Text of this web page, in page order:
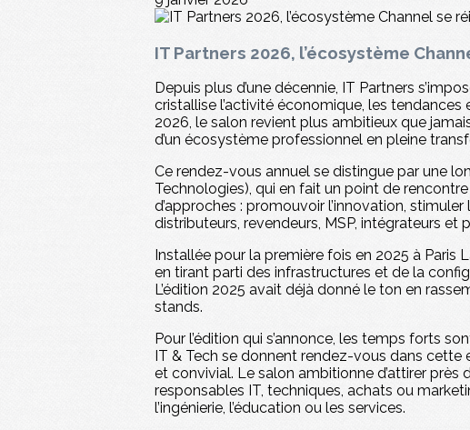
IT Partners 2026, l’écosystème
Depuis plus d’une décennie, IT Partners
cristallise l’activité économique, les
2026, le salon revient plus ambitieux que
d’un écosystème professionnel en pleine
Ce rendez-vous annuel se distingue par une
Technologies), qui en fait un point de
d’approches : promouvoir l’innovation,
distributeurs, revendeurs, MSP, intégrateurs et
Installée pour la première fois en 2025 à Paris
en tirant parti des infrastructures et de la
L’édition 2025 avait déjà donné le ton en
stands.
Pour l’édition qui s’annonce, les temps forts
IT & Tech se donnent rendez-vous dans cette
et convivial. Le salon ambitionne d’attirer
responsables IT, techniques, achats ou
l’ingénierie, l’éducation ou les services.